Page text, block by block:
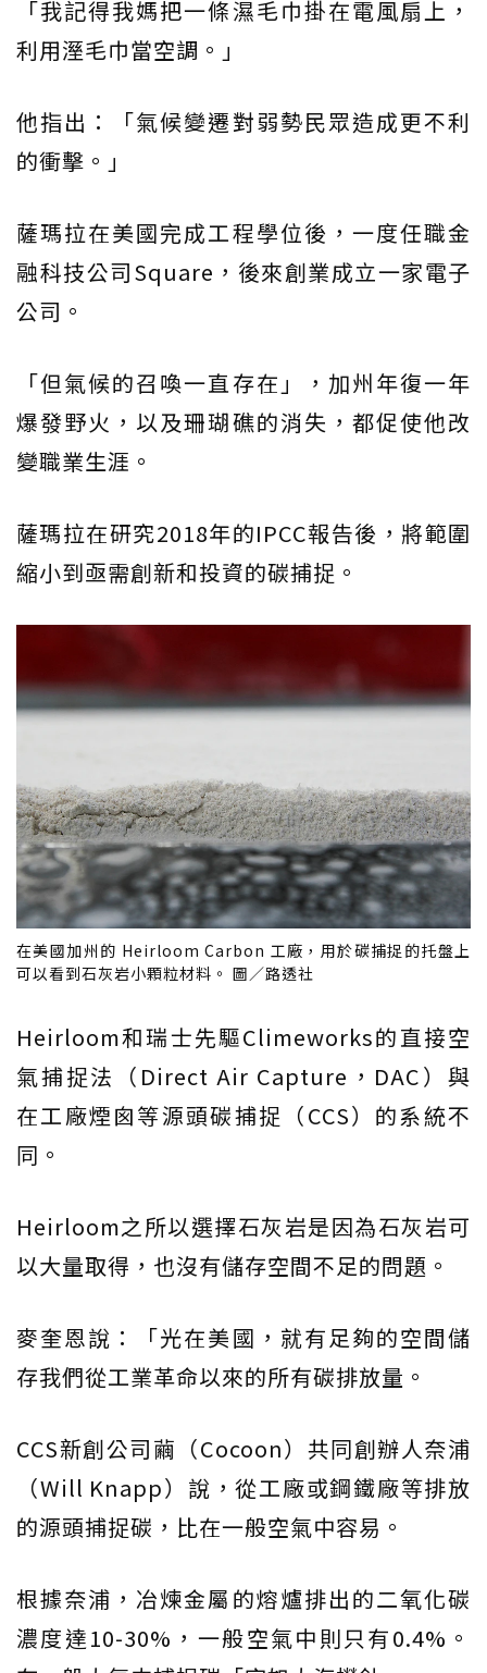
「我記得我媽把一條濕毛巾掛在電風扇上，
利用溼毛巾當空調。」
他指出：「氣候變遷對弱勢民眾造成更不利
的衝擊。」
薩瑪拉在美國完成工程學位後，一度任職金
融科技公司Square，後來創業成立一家電子
公司。
「但氣候的召喚一直存在」，加州年復一年
爆發野火，以及珊瑚礁的消失，都促使他改
變職業生涯。
薩瑪拉在研究2018年的IPCC報告後，將範圍
縮小到亟需創新和投資的碳捕捉。
在美國加州的 Heirloom Carbon 工廠，用於碳捕捉的托盤上
可以看到石灰岩小顆粒材料。 圖／路透社
Heirloom和瑞士先驅Climeworks的直接空
氣捕捉法（Direct Air Capture，DAC）與
在工廠煙囪等源頭碳捕捉（CCS）的系統不
同。
Heirloom之所以選擇石灰岩是因為石灰岩可
以大量取得，也沒有儲存空間不足的問題。
麥奎恩說：「光在美國，就有足夠的空間儲
存我們從工業革命以來的所有碳排放量。
CCS新創公司繭（Cocoon）共同創辦人奈浦
（Will Knapp）說，從工廠或鋼鐵廠等排放
的源頭捕捉碳，比在一般空氣中容易。
根據奈浦，冶煉金屬的熔爐排出的二氧化碳
濃度達10-30%，一般空氣中則只有0.4%。